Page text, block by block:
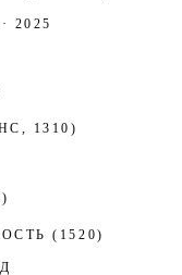
· 2025
1310)
(1520)